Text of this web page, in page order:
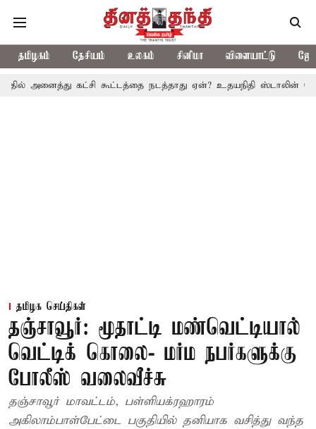
தமிழகம் தேசியம் உலகம் சினிமா விளையாட்டு
கட்சி கூட்டத்தை நடத்தாது ஏன்? உதயநிதி ஸ்டாலின் கேள்வி
தமிழக செய்திகள்
தஞ்சாவூர்: மூதாட்டி மண்வெட்டியால்
வெட்டிக் கொலை- மர்ம நபர்களுக்கு
போலீஸ் வலைவீச்சு
தஞ்சாவூர் மாவட்டம், பள்ளியக்ரஹாரம்
அகிலாம்பாள்பேட்டை பகுதியில் தனியாக வசித்து வந்த